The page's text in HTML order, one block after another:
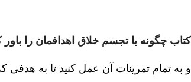
کتاب چگونه با تجسم خلاق اهدافمان را باور
و به تمام تمرینات آن عمل کنید تا به هدفی